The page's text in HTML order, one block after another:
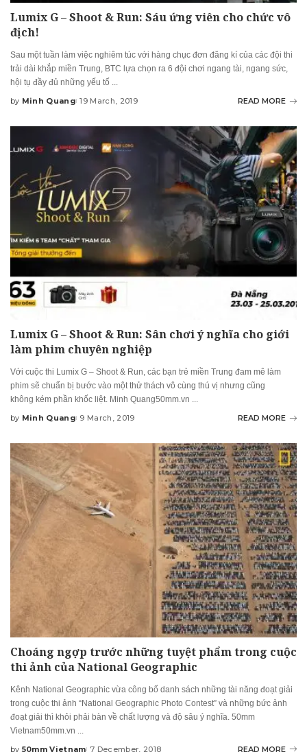
Lumix G – Shoot & Run: Sáu ứng viên cho chức vô
địch!
Sau một tuần làm việc nghiêm túc với hàng chục đơn đăng kí của các đội thi
trải dài khắp miền Trung, BTC lựa chọn ra 6 đội chơi ngang tài, ngang sức,
hội tụ đầy đủ những yếu tố ...
Posted
by Minh Quang 19 March, 2019 READ MORE
Lumix G – Shoot & Run: Sân chơi ý nghĩa cho giới
làm phim chuyên nghiệp
Với cuộc thi Lumix G – Shoot & Run, các bạn trẻ miền Trung đam mê làm
phim sẽ chuẩn bị bước vào một thử thách vô cùng thú vị nhưng cũng
không kém phần khốc liệt. Minh Quang50mm.vn ...
Posted
by Minh Quang 9 March, 2019 READ MORE
Choáng ngợp trước những tuyệt phẩm trong cuộc
thi ảnh của National Geographic
Kênh National Geographic vừa công bố danh sách những tài năng đoạt giải
trong cuộc thi ảnh “National Geographic Photo Contest” và những bức ảnh
đoạt giải thì khỏi phải bàn về chất lượng và độ sâu ý nghĩa. 50mm
Vietnam50mm.vn ...
by 50mm Vietnam 7 December, 2018 READ MORE